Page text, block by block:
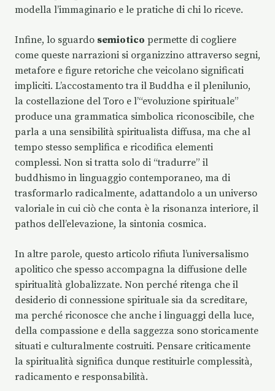
modella l’immaginario e le pratiche di chi lo riceve.
Infine, lo sguardo semiotico permette di cogliere
come queste narrazioni si organizzino attraverso segni,
metafore e figure retoriche che veicolano significati
impliciti. L’accostamento tra il Buddha e il plenilunio,
la costellazione del Toro e l’“evoluzione spirituale”
produce una grammatica simbolica riconoscibile, che
parla a una sensibilità spiritualista diffusa, ma che al
tempo stesso semplifica e ricodifica elementi
complessi. Non si tratta solo di “tradurre” il
buddhismo in linguaggio contemporaneo, ma di
trasformarlo radicalmente, adattandolo a un universo
valoriale in cui ciò che conta è la risonanza interiore, il
pathos dell’elevazione, la sintonia cosmica.
In altre parole, questo articolo rifiuta l’universalismo
apolitico che spesso accompagna la diffusione delle
spiritualità globalizzate. Non perché ritenga che il
desiderio di connessione spirituale sia da screditare,
ma perché riconosce che anche i linguaggi della luce,
della compassione e della saggezza sono storicamente
situati e culturalmente costruiti. Pensare criticamente
la spiritualità significa dunque restituirle complessità,
radicamento e responsabilità.